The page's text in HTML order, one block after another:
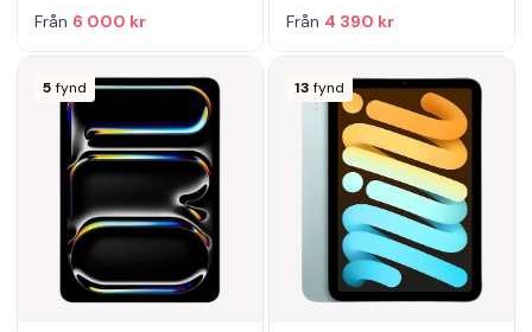
Från 6 000 kr Från 4 390 kr
5 fynd 13 fynd